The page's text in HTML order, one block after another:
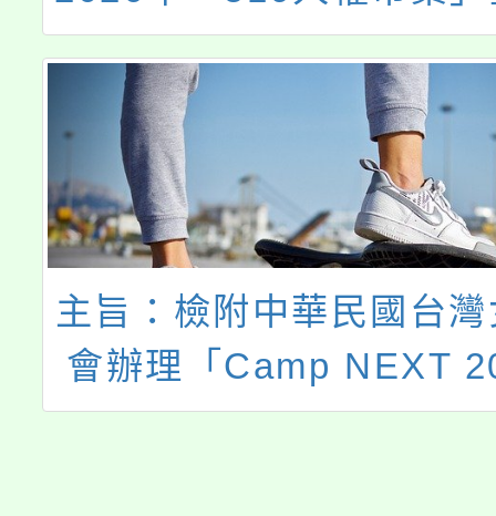
人權博物館參觀」活動
照。
主旨：檢附中華民國台
會辦理「Camp NEXT
挑戰營」實施計畫，請